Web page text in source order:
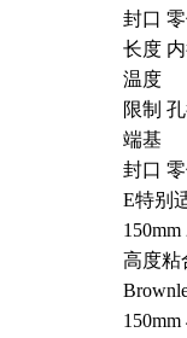
封口
长度
温度
限制
端基
封口
E特别
高度粘